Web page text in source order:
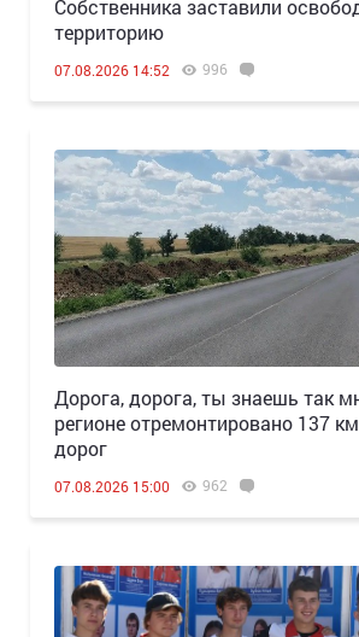
Собственника заставили
территорию
07.08.2026 14:52 996
Дорога, дорога, ты знаешь так
регионе отремонтировано 137
дорог
07.08.2026 15:00 962